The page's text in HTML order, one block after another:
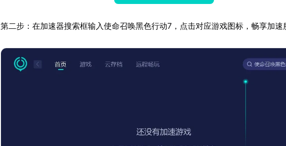
第二步：在加速器搜索框输入使命召唤黑色行动7，点击对应游戏图标，畅享加速